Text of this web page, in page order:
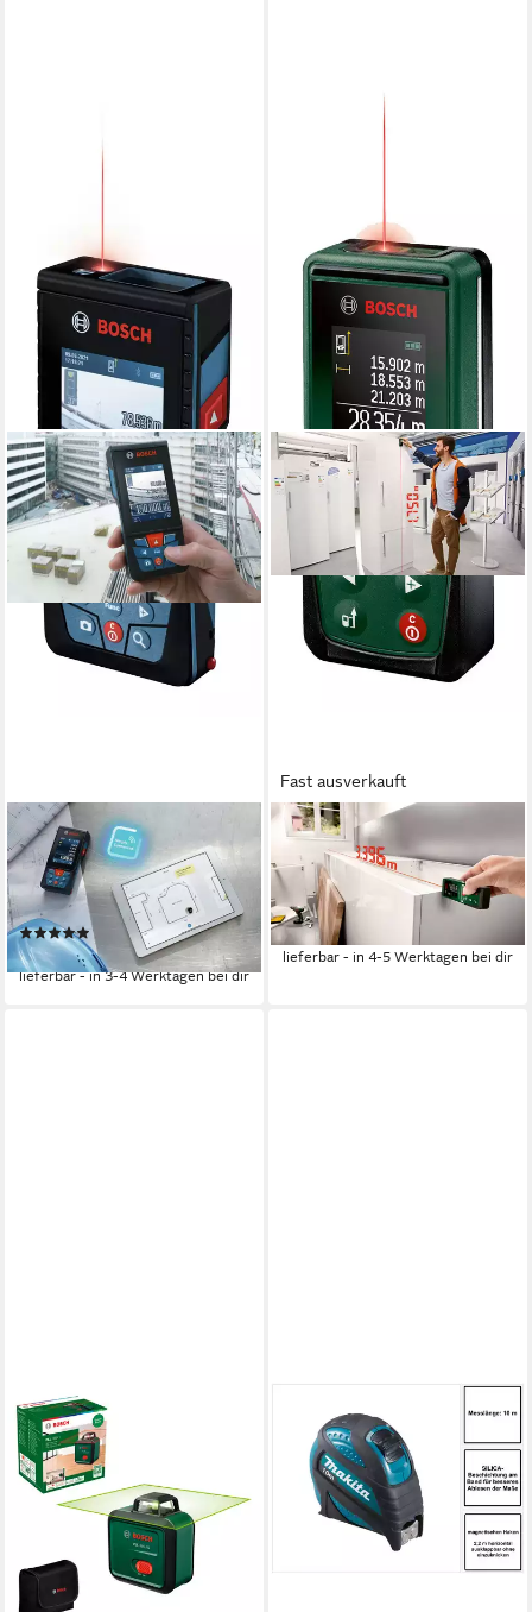
BOSCH PROFESSIONAL
Entfernungsmesser GLM
150-27 C, Laser mit
Schutztasche
(1)
285,00 €
lieferbar - in 3-4 Werktagen bei dir
Fast ausverkauft
BOSCH
Entfernungsmesser
UniversalDistance 30,
Digitaler Laser - im Karton
82,24 €
lieferbar - in 4-5 Werktagen bei dir